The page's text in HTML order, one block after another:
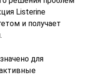
Listerine
и получает
для